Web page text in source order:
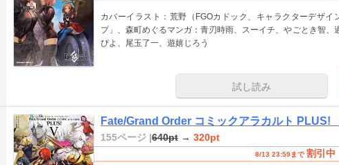
カバーイラスト：荒野（FGOカドック、キャラクターデザ
プ」、森町めぐるマンガ：青刃時雨、スーイチ、やごとき智、
ぴよ、尾玉了一、遊嬉じろう
試し読み
Fate/Grand Order コミックアラカルト
155ページ |640pt → 320pt
8/13 23:59まで 割引中